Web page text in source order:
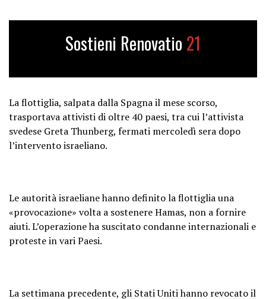
Cancillería debe hacer todas las
demandas respectivas, incluso…
— Gustavo Petro (@petrogustavo)
October 1, 2025
Sostieni Renovatio 21
La flottiglia, salpata dalla Spagna il mese scorso,
trasportava attivisti di oltre 40 paesi, tra cui l’attivista
svedese Greta Thunberg, fermati mercoledì sera dopo
l’intervento israeliano.
Le autorità israeliane hanno definito la flottiglia una
«provocazione» volta a sostenere Hamas, non a fornire
aiuti. L’operazione ha suscitato condanne internazionali e
proteste in vari Paesi.
La settimana precedente, gli Stati Uniti hanno revocato il